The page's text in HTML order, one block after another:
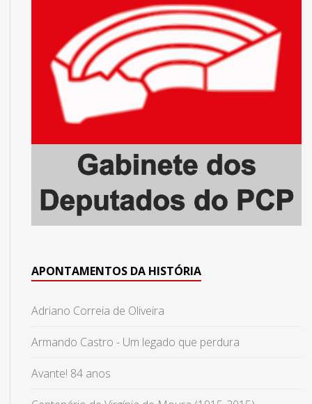
APONTAMENTOS DA HISTÓRIA
Adriano Correia de Oliveira
Armando Castro - Um legado que perdura
Avante! 84 anos